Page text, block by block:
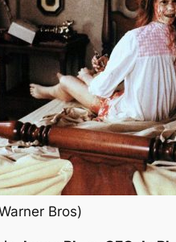
Bros)